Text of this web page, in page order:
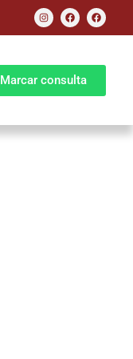
Marcar consulta